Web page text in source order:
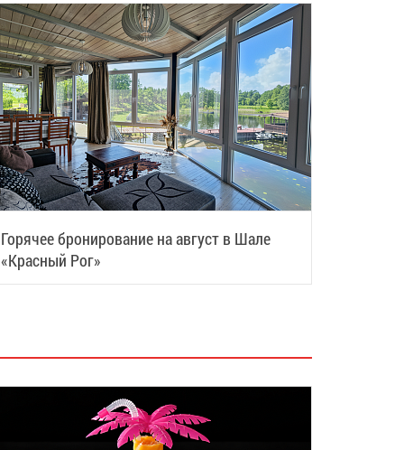
Горячее бронирование на август в Шале
«Красный Рог»